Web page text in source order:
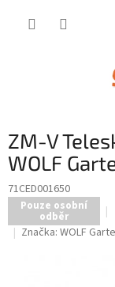
ZM-V
WOLF
71CED001650
Pouze osobní
odběr
Značka: WOLF